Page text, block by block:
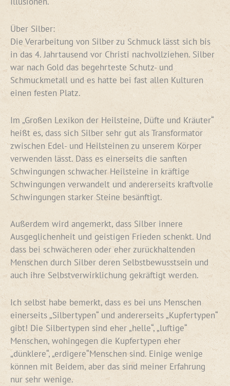
Über Silber:
Die Verarbeitung von Silber zu Schmuck lässt sich bis
in das 4. Jahrtausend vor Christi nachvollziehen. Silber
war nach Gold das begehrteste Schutz- und
Schmuckmetall und es hatte bei fast allen Kulturen
einen festen Platz.
Im „Großen Lexikon der Heilsteine, Düfte und Kräuter“
heißt es, dass sich Silber sehr gut als Transformator
zwischen Edel- und Heilsteinen zu unserem Körper
verwenden lässt. Dass es einerseits die sanften
Schwingungen schwacher Heilsteine in kräftige
Schwingungen verwandelt und andererseits kraftvolle
Schwingungen starker Steine besänftigt.
Außerdem wird angemerkt, dass Silber innere
Ausgeglichenheit und geistigen Frieden schenkt. Und
dass bei schwächeren oder eher zurückhaltenden
Menschen durch Silber deren Selbstbewusstsein und
auch ihre Selbstverwirklichung gekräftigt werden.
Ich selbst habe bemerkt, dass es bei uns Menschen
einerseits „Silbertypen“ und andererseits „Kupfertypen“
gibt! Die Silbertypen sind eher „helle“, „luftige“
Menschen, wohingegen die Kupfertypen eher
„dünklere“, „erdigere“Menschen sind. Einige wenige
können mit Beidem, aber das sind meiner Erfahrung
nur sehr wenige.